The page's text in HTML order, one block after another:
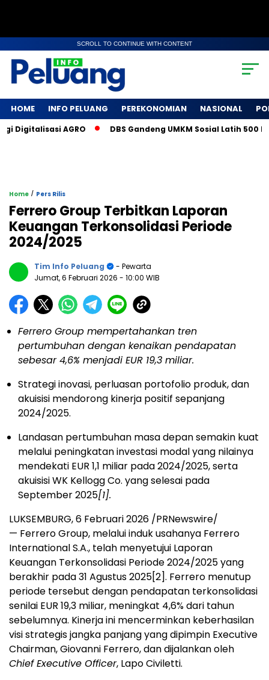
SCROLL TO CONTINUE WITH CONTENT
HOME INFO PELUANG PEREKONOMIAN NASIONAL
AGRO DBS Gandeng UMKM Sosial Latih 500
Home / Pers Rilis
Ferrero Group Terbitkan Laporan
Keuangan Terkonsolidasi Periode
2024/2025
Tim Info Peluang
- Pewarta
Jumat, 6 Februari 2026 - 10:00 WIB
Ferrero Group mempertahankan tren
pertumbuhan dengan kenaikan pendapatan
sebesar 4,6% menjadi EUR 19,3 miliar.
Strategi inovasi, perluasan portofolio produk, dan
akuisisi mendorong kinerja positif sepanjang
2024/2025.
Landasan pertumbuhan masa depan semakin kuat
melalui peningkatan investasi modal yang nilainya
mendekati EUR 1,1 miliar pada 2024/2025, serta
akuisisi WK Kellogg Co. yang selesai pada
September 2025[1].
LUKSEMBURG, 6 Februari 2026 /PRNewswire/
— Ferrero Group, melalui induk usahanya Ferrero
International S.A., telah menyetujui Laporan
Keuangan Terkonsolidasi Periode 2024/2025 yang
berakhir pada 31 Agustus 2025[2]. Ferrero menutup
periode tersebut dengan pendapatan terkonsolidasi
senilai EUR 19,3 miliar, meningkat 4,6% dari tahun
sebelumnya. Kinerja ini mencerminkan keberhasilan
visi strategis jangka panjang yang dipimpin Executive
Chairman, Giovanni Ferrero, dan dijalankan oleh
Chief Executive Officer, Lapo Civiletti.